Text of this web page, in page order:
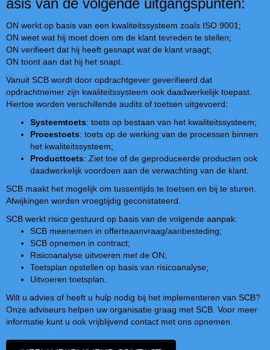
ON werkt op basis van een kwaliteitssysteem zoals ISO 9001;
ON weet wat hij moet doen om de klant tevreden te stellen;
ON verifieert dat hij heeft gesnapt wat de klant vraagt;
ON toont aan dat hij het snapt.
Vanuit SCB wordt door opdrachtgever geverifieerd dat
opdrachtnemer zijn kwaliteitssysteem ook daadwerkelijk toepast.
Hiertoe worden verschillende audits of toetsen uitgevoerd:
Systeemtoets: toets op bestaan van het kwaliteitssysteem;
Procestoets: toets op de werking van de processen binnen
het kwaliteitssysteem;
Producttoets: Ziet toe of de geproduceerde producten ook
daadwerkelijk voordoen aan de verwachting van de klant.
SCB maakt het mogelijk om tussentijds te toetsen en bij te sturen.
Afwijkingen worden vroegtijdig geconstateerd.
SCB werkt risico gestuurd op basis van de volgende aanpak:
SCB meenemen in offerteaanvraag/aanbesteding;
SCB opnemen in contract;
Risicoanalyse uitvoeren met de ON;
Toetsplan opstellen op basis van risicoanalyse;
Uitvoeren toetsplan.
Wilt u advies of heeft u hulp nodig bij het implementeren van SCB?
Onze adviseurs helpen uw organisatie graag met SCB. Voor meer
informatie kunt u ook vrijblijvend contact met ons opnemen.